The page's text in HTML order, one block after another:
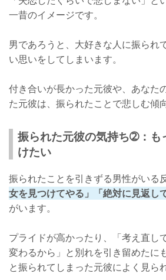
一昔のイメージです。
男であろうと、大好きな人に振られ
い思いをしてしまいます。
付き合いが長かった元彼や、あなた
た元彼は、振られたことで悲しむ傾
振られた元彼の気持ち➁：も
けたい
振られたことを引きずる男性がいる
女を見つけてやる」「絶対に見返し
がいます。
プライドが高かったり、「考え直し
変わるから」と別れを引き留めたに
と振られてしまった元彼によく見ら